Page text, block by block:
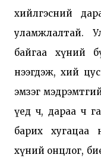
хийлгэсний
уламжлалтай.
байгаа хүний
нээгдэж, хий
эмзэг
үед ч, дараа ч
барих хугацаа
хүний онцлог,